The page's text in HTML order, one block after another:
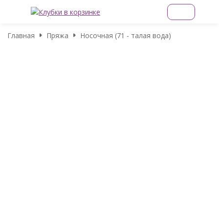
Главная Пряжа Носочная (71 - талая вода)